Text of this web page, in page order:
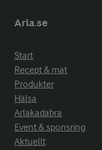
Arla.se
Start
Recept & mat
Produkter
Hälsa
Arlakadabra
Event & sponsring
Aktuellt